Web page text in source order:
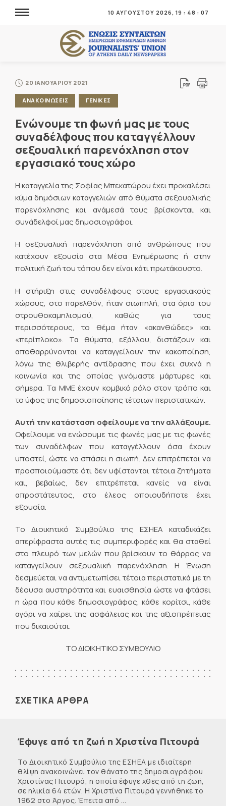
10 ΑΥΓΟΥΣΤΟΥ 2026, 19 : 48 : 08
20 ΙΑΝΟΥΑΡΙΟΥ 2021
ΑΝΑΚΟΙΝΩΣΕΙΣ ΓΕΝΙΚΕΣ
Ενώνουμε τη φωνή μας με τους
συναδέλφους που καταγγέλλουν
σεξουαλική παρενόχληση στον
εργασιακό τους χώρο
Η καταγγελία της Σοφίας Μπεκατώρου έχει προκαλέσει
κύμα δημόσιων καταγγελιών από θύματα σεξουαλικής
παρενόχλησης και ανάμεσά τους βρίσκονται και
συνάδελφοί μας δημοσιογράφοι.
Η σεξουαλική παρενόχληση από ανθρώπους που
κατέχουν εξουσία στα Μέσα Ενημέρωσης ή στην
πολιτική ζωή του τόπου δεν είναι κάτι πρωτάκουστο.
Η στήριξη στις συναδέλφους στους εργασιακούς
χώρους, στο παρελθόν, ήταν σιωπηλή, στα όρια του
στρουθοκαμηλισμού, καθώς για τους
περισσότερους, το θέμα ήταν «ακανθώδες» και
«περίπλοκο». Τα θύματα, εξάλλου, διστάζουν και
αποθαρρύνονται να καταγγείλουν την κακοποίηση,
λόγω της θλιβερής αντίδρασης που έχει συχνά η
κοινωνία και της οποίας γινόμαστε μάρτυρες και
σήμερα. Τα ΜΜΕ έχουν κομβικό ρόλο στον τρόπο και
το ύφος της δημοσιοποίησης τέτοιων περιστατικών.
Αυτή την κατάσταση οφείλουμε να την αλλάξουμε.
Οφείλουμε να ενώσουμε τις φωνές μας με τις φωνές
των συναδέλφων που καταγγέλλουν όσα έχουν
υποστεί, ώστε να σπάσει η σιωπή. Δεν επιτρέπεται να
προσποιούμαστε ότι δεν υφίστανται τέτοια ζητήματα
και, βεβαίως, δεν επιτρέπεται κανείς να είναι
απροστάτευτος, στο έλεος οποιουδήποτε έχει
εξουσία.
Το Διοικητικό Συμβούλιο της ΕΣΗΕΑ καταδικάζει
απερίφραστα αυτές τις συμπεριφορές και θα σταθεί
στο πλευρό των μελών που βρίσκουν το θάρρος να
καταγγείλουν σεξουαλική παρενόχληση. Η Ένωση
δεσμεύεται να αντιμετωπίσει τέτοια περιστατικά με τη
δέουσα αυστηρότητα και ευαισθησία ώστε να φτάσει
η ώρα που κάθε δημοσιογράφος, κάθε κορίτσι, κάθε
αγόρι να χαίρει της ασφάλειας και της αξιοπρέπειας
που δικαιούται.
ΤΟ ΔΙΟΙΚΗΤΙΚΟ ΣΥΜΒΟΥΛΙΟ
ΣΧΕΤΙΚΑ ΑΡΘΡΑ
Έφυγε από τη ζωή η Χριστίνα Πιτουρά
Το Διοικητικό Συμβούλιο της ΕΣΗΕΑ με ιδιαίτερη
θλίψη ανακοινώνει τον θάνατο της δημοσιογράφου
Χριστίνας Πιτουρά, η οποία έφυγε χθες από τη ζωή,
σε ηλικία 64 ετών. Η Χριστίνα Πιτουρά γεννήθηκε το
1962 στο Άργος. Έπειτα από ...